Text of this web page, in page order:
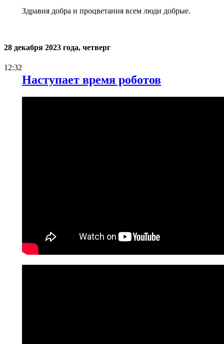
Здравия добра и процветания всем люди добрые.
28 декабря 2023 года, четверг
12:32
Наступает время роботов